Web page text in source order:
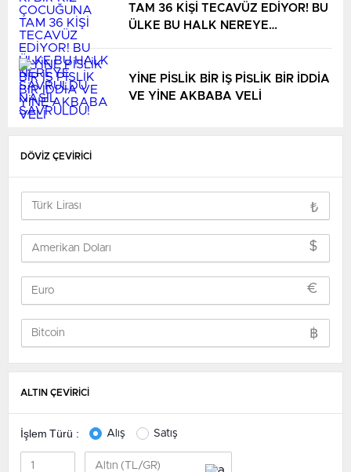
TAM 36 KİŞİ TECAVÜZ EDİYOR! BU
ÜLKE BU HALK NEREYE
YİNE PİSLİK BİR İŞ PİSLİK BİR İDDİA
VE YİNE AKBABA VELİ
DÖVİZ ÇEVİRİCİ
₺
$
€
฿
ALTIN ÇEVİRİCİ
İşlem Türü : Alış Satış